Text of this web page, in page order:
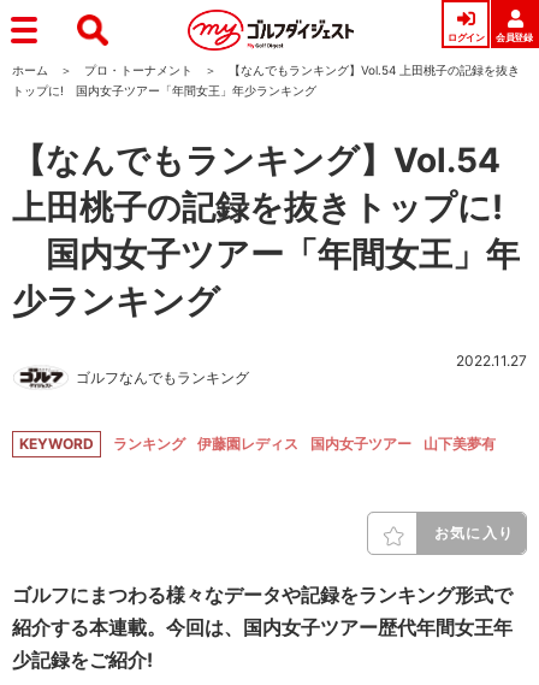
ログイン 会員登録
ホーム プロ・トーナメント
【なんでもランキング】Vol.54 上田桃子の記録を抜き
トップに! 国内女子ツアー「年間女王」年少ランキング
【なんでもランキング】Vol.54
上田桃子の記録を抜きトップに!
国内女子ツアー「年間女王」年
少ランキング
ゴルフなんでもランキング
2022.11.27
KEYWORD ランキング 伊藤園レディス 国内女子ツアー 山下美夢有
お気に入り
ゴルフにまつわる様々なデータや記録をランキング形式で
紹介する本連載。今回は、国内女子ツアー歴代年間女王年
少記録をご紹介!